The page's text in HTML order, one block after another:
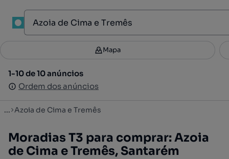
Filtros 3
1-10 de 10 anúncios
Ordem dos anúncios
Mapa
1-10 de 10 anúncios
Ordem dos anúncios
... Azoia de Cima e Tremês
Moradias T3 para comprar: Azoia
de Cima e Tremês, Santarém